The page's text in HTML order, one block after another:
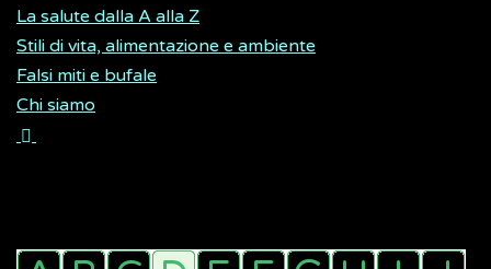
La salute dalla A alla Z
Stili di vita, alimentazione e ambiente
Falsi miti e bufale
Chi siamo